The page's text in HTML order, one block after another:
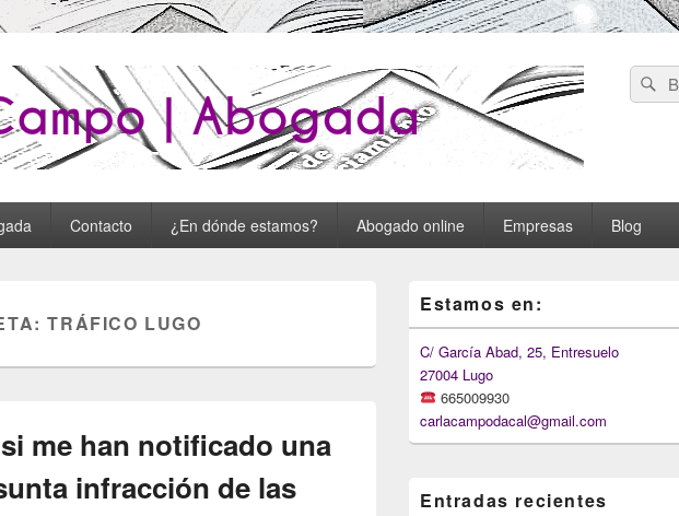
: Carla Campo Abogada
Search
for:
Contacto ¿En dónde estamos? Abogado online Empresas Blog
TRÁFICO LUGO
me han notificado una
infracción de las
Sidebar
Widget
Area
Estamos en:
C/ García Abad, 25, Entresuelo
27004 Lugo
665009930
carlacampodacal@gmail.com
Entradas recientes